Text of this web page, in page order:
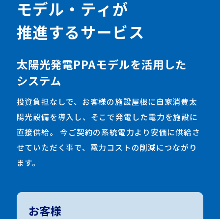
モデル ・ ティ が
推進するサー ビス
太陽光発電PPAモデルを活用した
システム
投資負担なしで、お客様の施設屋根に自家消費太
陽光設備を導入し、そこで発電した電力を施設に
直接供給。 今ご契約の系統電力より安価に供給さ
せていただく事で、電力コストの削減につながり
ます。